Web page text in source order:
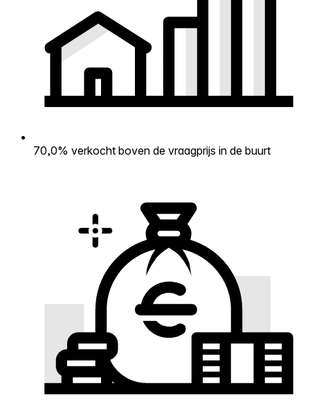
70,0% verkocht boven de vraagprijs in de buurt